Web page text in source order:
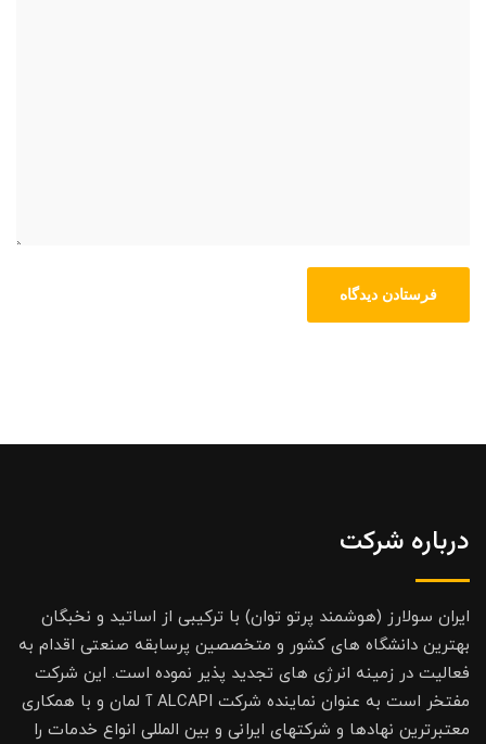
درباره شرکت
ایران سولارز (هوشمند پرتو توان) با ترکیبی از اساتید و نخبگان
بهترین دانشگاه های کشور و متخصصین پرسابقه صنعتی اقدام به
فعالیت در زمینه انرژی های تجدید پذیر نموده است. این شرکت
مفتخر است به عنوان نماینده شرکت ALCAPI آ لمان و با همکاری
معتبرترین نهادها و شرکتهای ایرانی و بین المللی انواع خدمات را